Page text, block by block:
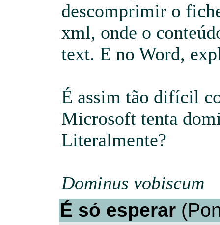
descomprimir o
xml, onde o
text. E no Word,
É assim tão difícil
Microsoft tenta
Literalmente?
Dominus vobiscum
É só esperar